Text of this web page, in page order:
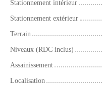
Stationnement intérieur
Stationnement extérieur
Terrain
Niveaux (RDC inclus)
Assainissement
Localisation